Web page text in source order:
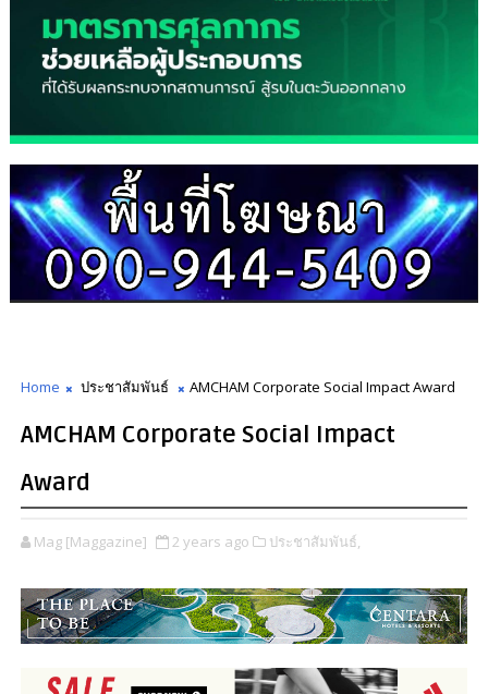
Home ประชาสัมพันธ์ AMCHAM Corporate Social Impact Award
AMCHAM Corporate Social Impact
Award
Mag [Maggazine] 2 years ago ประชาสัมพันธ์,